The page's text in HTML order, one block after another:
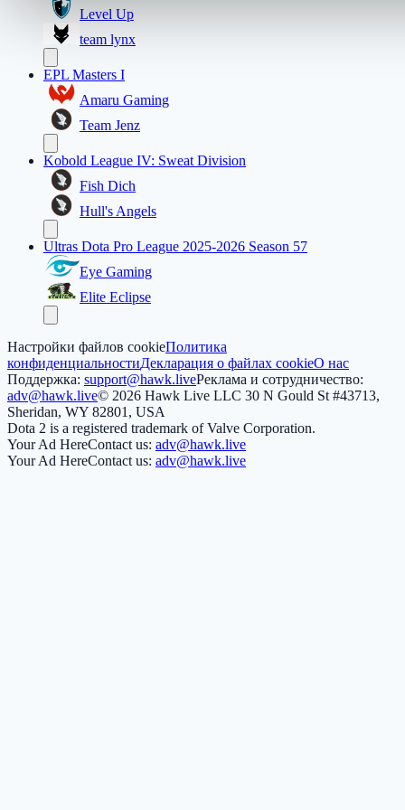
Level Up
team lynx
EPL Masters I
Amaru Gaming
Team Jenz
Kobold League IV: Sweat Division
Fish Dich
Hull's Angels
Ultras Dota Pro League 2025-2026 Season 57
Eye Gaming
Elite Eclipse
Настройки файлов cookieПолитика
конфиденциальностиДекларация о файлах cookieО нас
Поддержка: support@hawk.liveРеклама и сотрудничество:
adv@hawk.live© 2026 Hawk Live LLC 30 N Gould St #43713,
Sheridan, WY 82801, USA
Dota 2 is a registered trademark of Valve Corporation.
Your Ad HereContact us: adv@hawk.live
Your Ad HereContact us: adv@hawk.live